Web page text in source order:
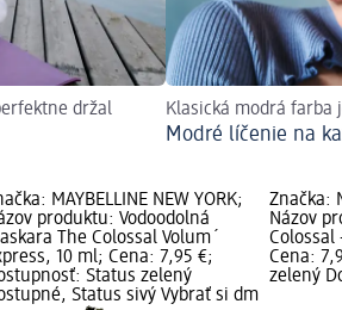
držal Klasická modrá farba
Modré líčenie na
MAYBELLINE NEW YORK;
produktu: Vodoodolná
The Colossal Volum´
10 ml; Cena: 7,95 €;
Status zelený
Status sivý Vybrať si dm
Značka:
Názov
Colossal
Cena:
zelený